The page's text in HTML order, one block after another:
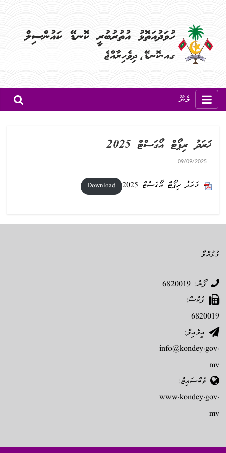
މެނޫ
ޚަރަދު ރިޕޯޓް އޯގަސްޓް 2025
09/09/2025
ޚަރަދު ރިޕޯޓް އޯގަސްޓް 2025 Download
ގުޅުއްވާ
ފޯން: 6820019
ފެކްސް:
6820019
އީމެއިލް:
info@kondey.gov.
mv
ވެބްސައިޓް:
www.kondey.gov.
mv